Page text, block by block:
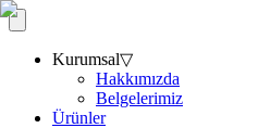
Kurumsal▽
Hakkımızda
Belgelerimiz
Ürünler